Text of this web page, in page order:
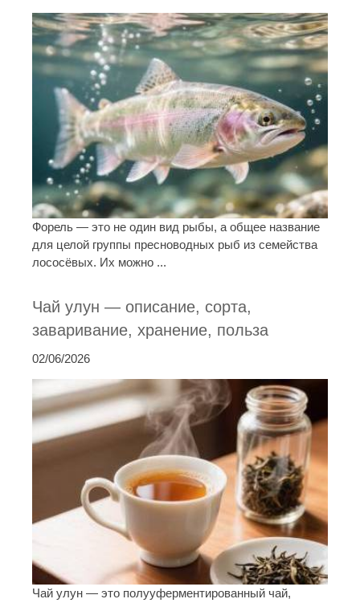
Форель — это не один вид рыбы, а общее название
для целой группы пресноводных рыб из семейства
лососёвых. Их можно ...
Чай улун — описание, сорта,
заваривание, хранение, польза
02/06/2026
Чай улун — это полууферментированный чай,